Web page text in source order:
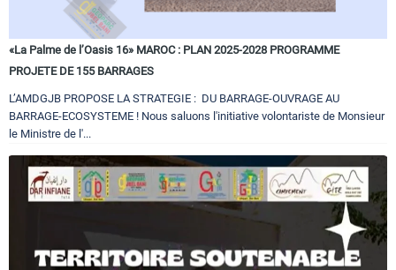
«La Palme de l’Oasis 16» MAROC : PLAN 2025-2028 PROGRAMME
PROJETE DE 155 BARRAGES
L’AMDGJB PROPOSE LA STRATEGIE : DU BARRAGE-OUVRAGE AU
BARRAGE-ECOSYSTEME ! Nous saluons l'initiative volontariste de Monsieur
le Ministre de l'...